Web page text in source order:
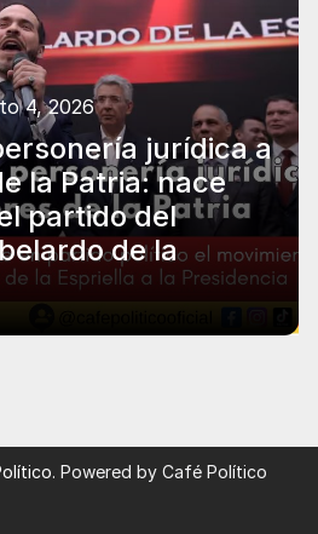
4, 2026
jurídica a
la Patria: nace
partido del
de la
. Powered by Café Político